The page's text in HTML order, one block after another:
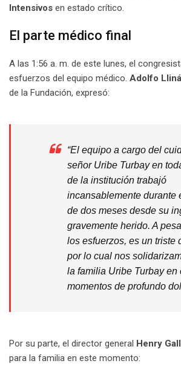
Intensivos en estado crítico.
El parte médico final
A las 1:56 a. m. de este lunes, el
esfuerzos del equipo médico. Adolfo
de la Fundación, expresó:
“El equipo a cargo del
señor Uribe Turbay en
de la institución trabajó
incansablemente durante
de dos meses desde su
gravemente herido. A
los esfuerzos, es un triste
por lo cual nos
la familia Uribe Turbay en
momentos de profundo
Por su parte, el director general Henry
para la familia en este momento: